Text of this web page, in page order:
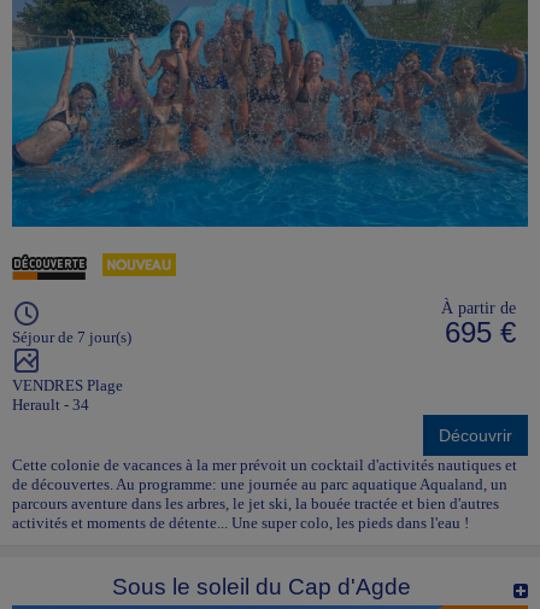
Séjour de 7 jour(s)
VENDRES Plage
Herault - 34
À partir de
695 €
Découvrir
Cette colonie de vacances à la mer prévoit un cocktail d'activités nautiques et
de découvertes. Au programme: une journée au parc aquatique Aqualand, un
parcours aventure dans les arbres, le jet ski, la bouée tractée et bien d'autres
activités et moments de détente... Une super colo, les pieds dans l'eau !
Sous le soleil du Cap d'Agde